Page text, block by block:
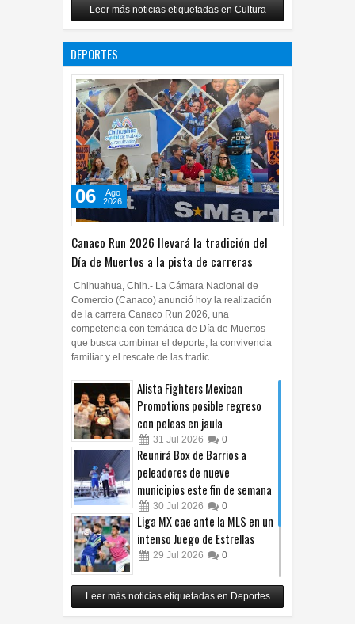
Impulsa UPCH creatividad y
lectura con taller de mini
27 Jul 2026 0
Leer más noticias etiquetadas en Cultura
DEPORTES
Canaco Run 2026 llevará la tradición del
Día de Muertos a la pista de carreras
06
Ago
2026
Chihuahua, Chih.- La Cámara Nacional de
Comercio (Canaco) anunció hoy la realización
de la carrera Canaco Run 2026, una
competencia con temática de Día de Muertos
que busca combinar el deporte, la convivencia
familiar y el rescate de las tradic...
Alista Fighters Mexican
Promotions posible regreso
con peleas en jaula
31 Jul 2026 0
Reunirá Box de Barrios a
peleadores de nueve
municipios este fin de semana
30 Jul 2026 0
Liga MX cae ante la MLS en un
intenso Juego de Estrellas
29 Jul 2026 0
México vence 2-0 a Costa Rica
y avanza a cuartos del
Leer más noticias etiquetadas en Deportes